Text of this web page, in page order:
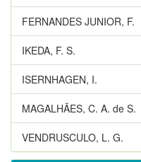
FERNANDES JUNIOR, F.
IKEDA, F. S.
ISERNHAGEN, I.
MAGALHÃES, C. A. de S.
VENDRUSCULO, L. G.